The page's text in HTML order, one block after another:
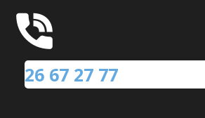
26 67 27 77